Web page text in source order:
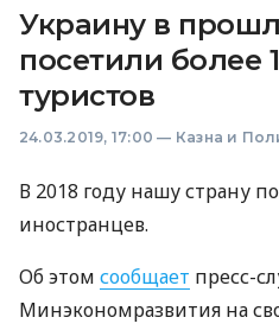
Украину в
посетили более
туристов
24.03.2019, 17:00 — Казна и
В 2018 году нашу страну
иностранцев.
Об этом сообщает пресс-
Минэкономразвития на